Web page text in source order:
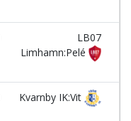
LB07
Limhamn:Pelé
Kvarnby IK:Vit